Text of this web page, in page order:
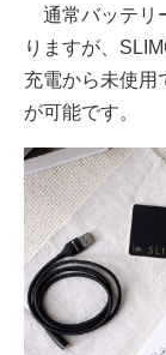
通常バッテリ
りますが、
充電から未使用
が可能です。